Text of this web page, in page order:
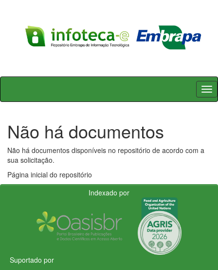
Skip
Não há documentos
Não há documentos disponíveis no repositório de acordo com a
sua solicitação.
Página inicial do repositório
Indexado por
Suportado por